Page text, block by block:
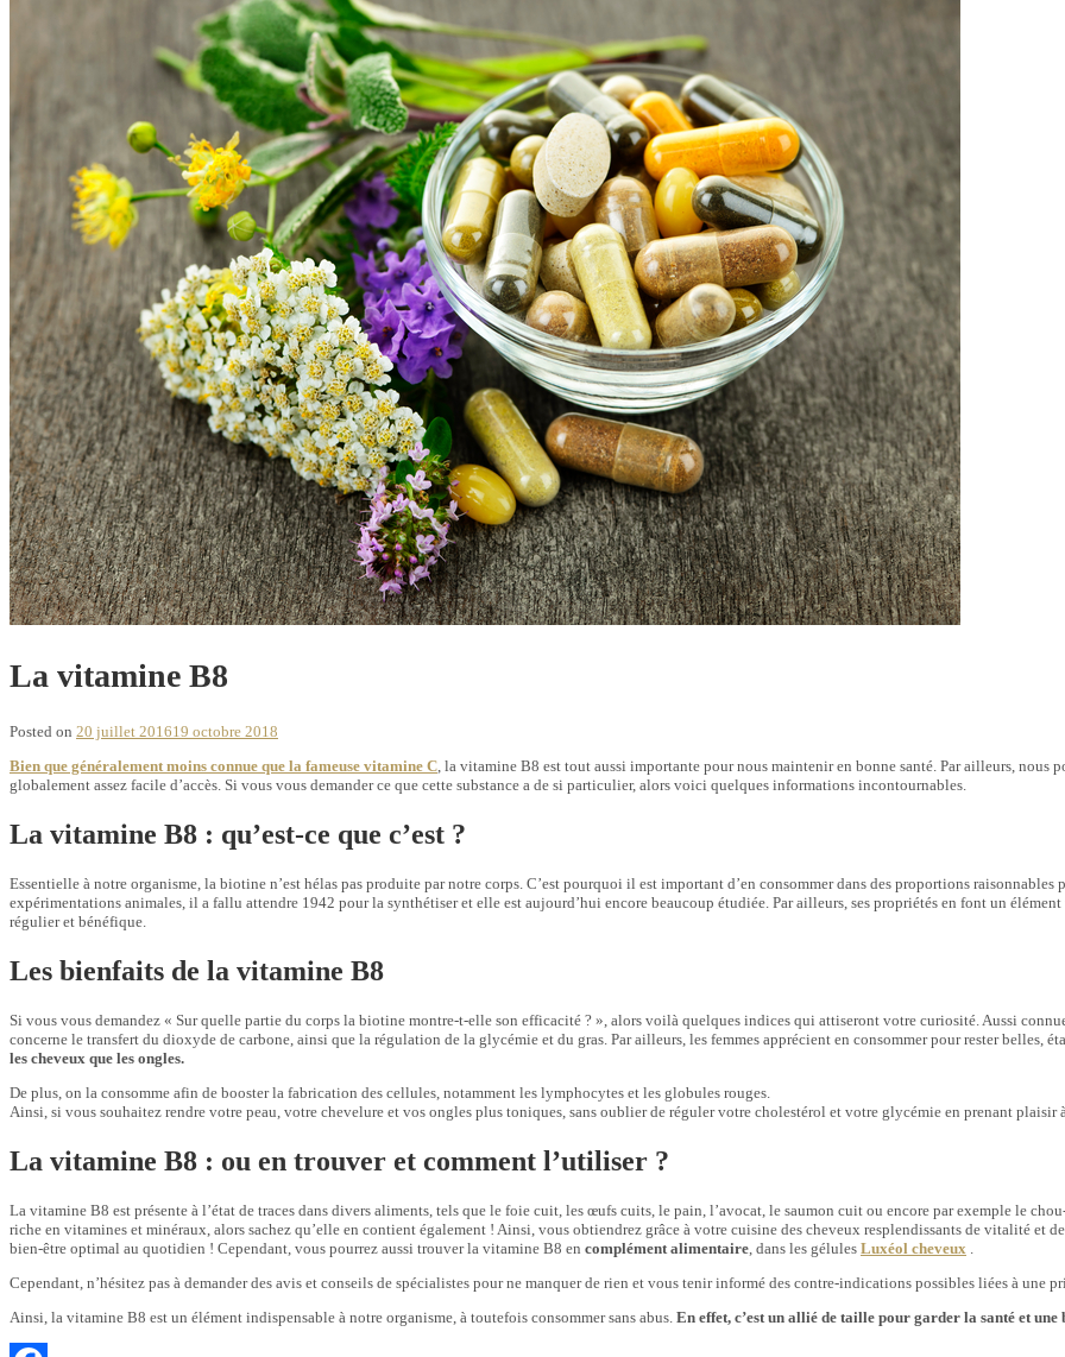
La vitamine B8
Posted on 20 juillet 201619 octobre 2018
Bien que généralement moins connue que la fameuse vitamine C, la vitamine B8 est tout aussi importante pour nous maintenir en bonne santé. Par ailleurs, nous
globalement assez facile d’accès. Si vous vous demander ce que cette substance a de si particulier, alors voici quelques informations incontournables.
La vitamine B8 : qu’est-ce que c’est ?
Essentielle à notre organisme, la biotine n’est hélas pas produite par notre corps. C’est pourquoi il est important d’en consommer dans des proportions
expérimentations animales, il a fallu attendre 1942 pour la synthétiser et elle est aujourd’hui encore beaucoup étudiée. Par ailleurs, ses propriétés en font un
régulier et bénéfique.
Les bienfaits de la vitamine B8
Si vous vous demandez « Sur quelle partie du corps la biotine montre-t-elle son efficacité ? », alors voilà quelques indices qui attiseront votre curiosité. Aussi
concerne le transfert du dioxyde de carbone, ainsi que la régulation de la glycémie et du gras. Par ailleurs, les femmes apprécient en consommer pour rester belles,
les cheveux que les ongles.
De plus, on la consomme afin de booster la fabrication des cellules, notamment les lymphocytes et les globules rouges.
Ainsi, si vous souhaitez rendre votre peau, votre chevelure et vos ongles plus toniques, sans oublier de réguler votre cholestérol et votre glycémie en prenant plaisir
La vitamine B8 : ou en trouver et comment l’utiliser ?
La vitamine B8 est présente à l’état de traces dans divers aliments, tels que le foie cuit, les œufs cuits, le pain, l’avocat, le saumon cuit ou encore par exemple le
riche en vitamines et minéraux, alors sachez qu’elle en contient également ! Ainsi, vous obtiendrez grâce à votre cuisine des cheveux resplendissants de vitalité et
bien-être optimal au quotidien ! Cependant, vous pourrez aussi trouver la vitamine B8 en complément alimentaire , dans les gélules Luxéol cheveux
Cependant, n’hésitez pas à demander des avis et conseils de spécialistes pour ne manquer de rien et vous tenir informé des contre-indications possibles liées à une
Ainsi, la vitamine B8 est un élément indispensable à notre organisme, à toutefois consommer sans abus. En effet, c’est un allié de taille pour garder la santé et une